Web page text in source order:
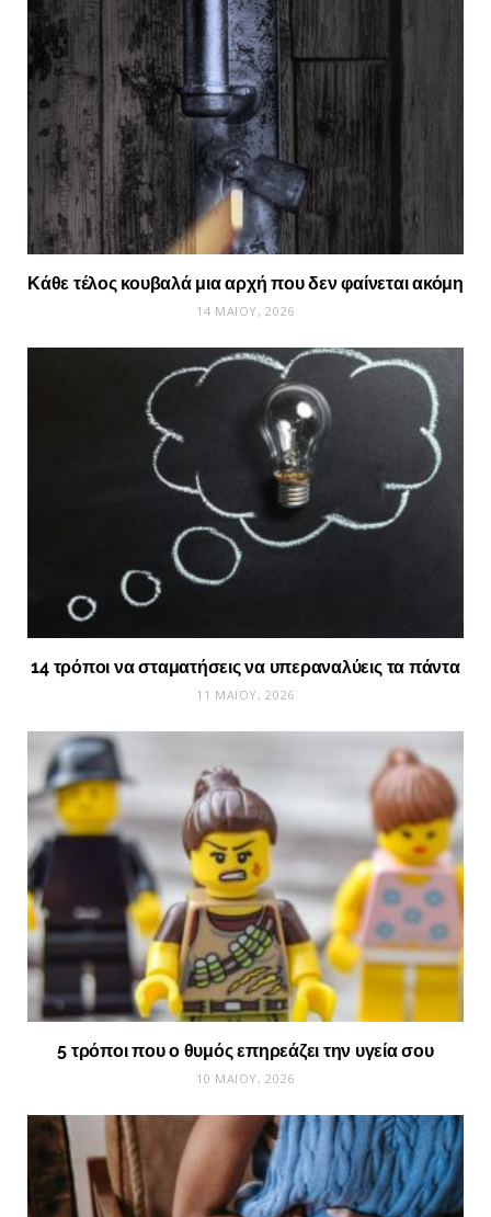
Κάθε τέλος κουβαλά μια αρχή που δεν φαίνεται ακόμη
14 ΜΑΪ́ΟΥ, 2026
14 τρόποι να σταματήσεις να υπεραναλύεις τα πάντα
11 ΜΑΪ́ΟΥ, 2026
5 τρόποι που ο θυμός επηρεάζει την υγεία σου
10 ΜΑΪ́ΟΥ, 2026